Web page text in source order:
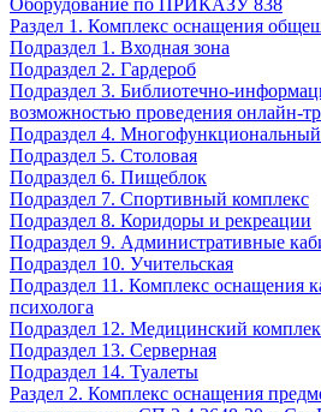
Оборудование по ПРИКАЗУ 838
Раздел 1. Комплекс оснащения
Подраздел 1. Входная зона
Подраздел 2. Гардероб
Подраздел 3. Библиотечно-
возможностью проведения онлайн-
Подраздел 4. Многофункциональный
Подраздел 5. Столовая
Подраздел 6. Пищеблок
Подраздел 7. Спортивный комплекс
Подраздел 8. Коридоры и рекреации
Подраздел 9. Административные
Подраздел 10. Учительская
Подраздел 11. Комплекс оснащения
психолога
Подраздел 12. Медицинский
Подраздел 13. Серверная
Подраздел 14. Туалеты
Раздел 2. Комплекс оснащения